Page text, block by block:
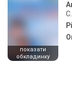
показати
обкладинку